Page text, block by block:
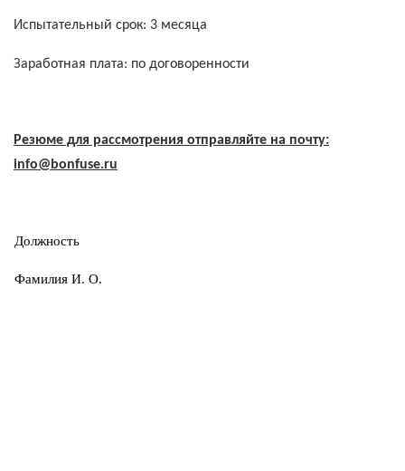
Испытательный срок: 3 месяца
Заработная плата: по договоренности
Резюме для рассмотрения отправляйте на почту:
info@bonfuse.ru
Должность
Фамилия И. О.